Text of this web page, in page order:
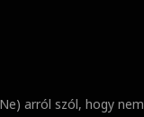
arról szól, hogy nem